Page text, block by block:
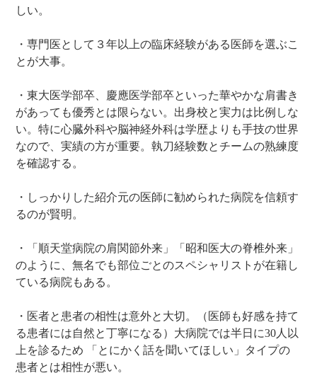
しい。
・専門医として３年以上の臨床経験がある医師を選ぶこ
とが大事。
・東大医学部卒、慶應医学部卒といった華やかな肩書き
があっても優秀とは限らない。出身校と実力は比例しな
い。特に心臓外科や脳神経外科は学歴よりも手技の世界
なので、実績の方が重要。執刀経験数とチームの熟練度
を確認する。
・しっかりした紹介元の医師に勧められた病院を信頼す
るのが賢明。
・「順天堂病院の肩関節外来」「昭和医大の脊椎外来」
のように、無名でも部位ごとのスペシャリストが在籍し
ている病院もある。
・医者と患者の相性は意外と大切。（医師も好感を持て
る患者には自然と丁寧になる）大病院では半日に30人以
上を診るため 「とにかく話を聞いてほしい」タイプの
患者とは相性が悪い。